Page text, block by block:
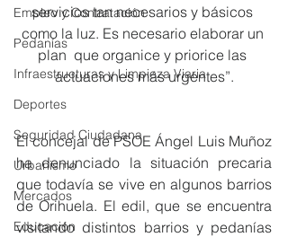
Empleo y Contratación
Pedanías
Infraestructuras y Limpieza Viaria
Deportes
Seguridad Ciudadana
Urbanismo
Mercados
Educación
servicios tan necesarios y básicos
como la luz. Es necesario elaborar un
plan  que organice y priorice las
actuaciones más urgentes”.
El concejal de PSOE Ángel Luis Muñoz
ha denunciado la situación precaria
que todavía se vive en algunos barrios
de Orihuela. El edil, que se encuentra
visitando distintos barrios y pedanías